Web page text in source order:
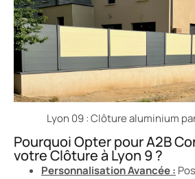
Lyon 09 : Clôture aluminium
Pourquoi Opter pour A2B
votre Clôture à Lyon 9 ?
Personnalisation Avancée :